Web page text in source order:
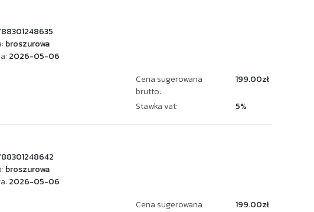
broszurowa
2026-05-06
Cena sugerowana
brutto:
199.00zł
Stawka vat: 5%
broszurowa
2026-05-06
Cena sugerowana
199.00zł